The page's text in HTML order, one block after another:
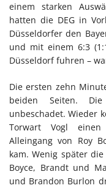
einem starken
hatten die DEG in
Düsseldorfer den
und mit einem 6:3
Düsseldorf fuhren –
Die ersten zehn
beiden Seiten.
unbeschadet. Wieder
Torwart Vogl
Alleingang von Roy
kam. Wenig später
Boyce, Brandt und
und Brandon Burlon